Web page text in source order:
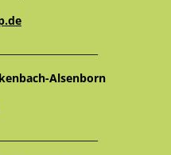
Alsenborn